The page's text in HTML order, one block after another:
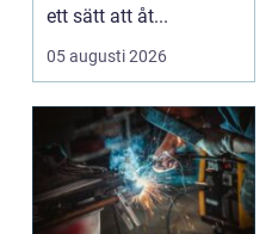
ett sätt att åt...
05 augusti 2026